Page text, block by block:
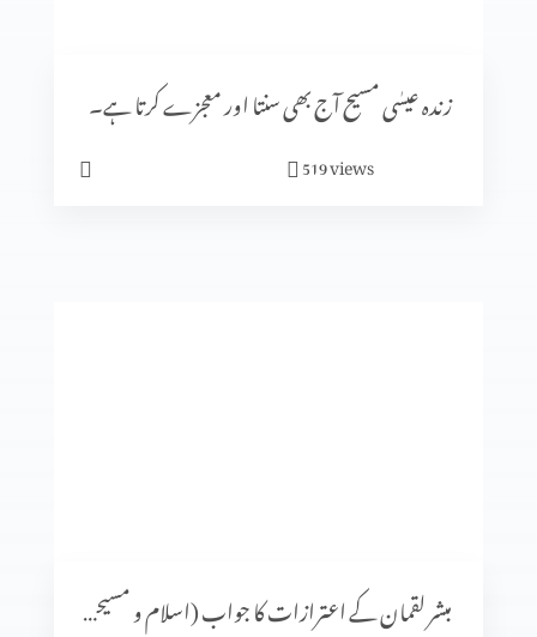
جنسی زیادتی کے بڑھتے ہوئے واقیات : اسباب اور حَل Part 3
مگر مسیح کی قدرت سے زندہ، کیسے؟
زندہ عیسٰی مسیح آج بھی سنتا اور معجزے کرتا ہے۔
519views
مبشر لقمان کے اعترازات کا جواب (اسلام و مسیحیت)